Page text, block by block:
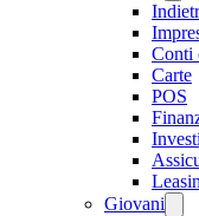
Conti
Carte
POS
Giovani